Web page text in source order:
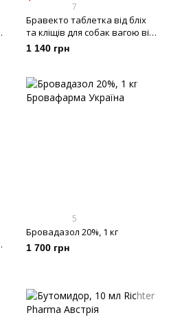
7
Бравекто таблетка від бліх
та кліщів для собак вагою від
4,5 до 10 кг, 250 мг
1 140 грн
5
Бровадазол 20%, 1 кг
1 700 грн